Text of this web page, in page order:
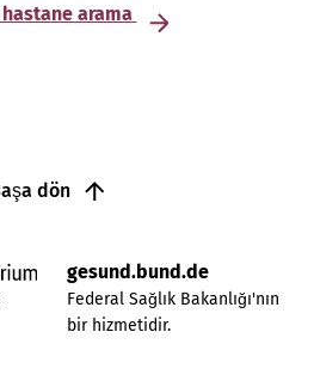
arama
dön
gesund.bund.de
Federal Sağlık Bakanlığı'nın
bir hizmetidir.